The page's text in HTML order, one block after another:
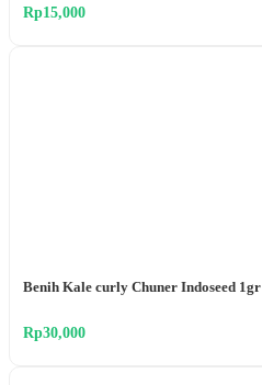
Rp15,000
Benih Kale curly Chuner Indoseed 1gr
Rp30,000